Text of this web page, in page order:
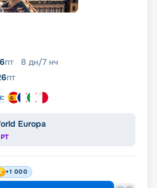
пт 8 дн/7 нч
пт
Europa
+1 000